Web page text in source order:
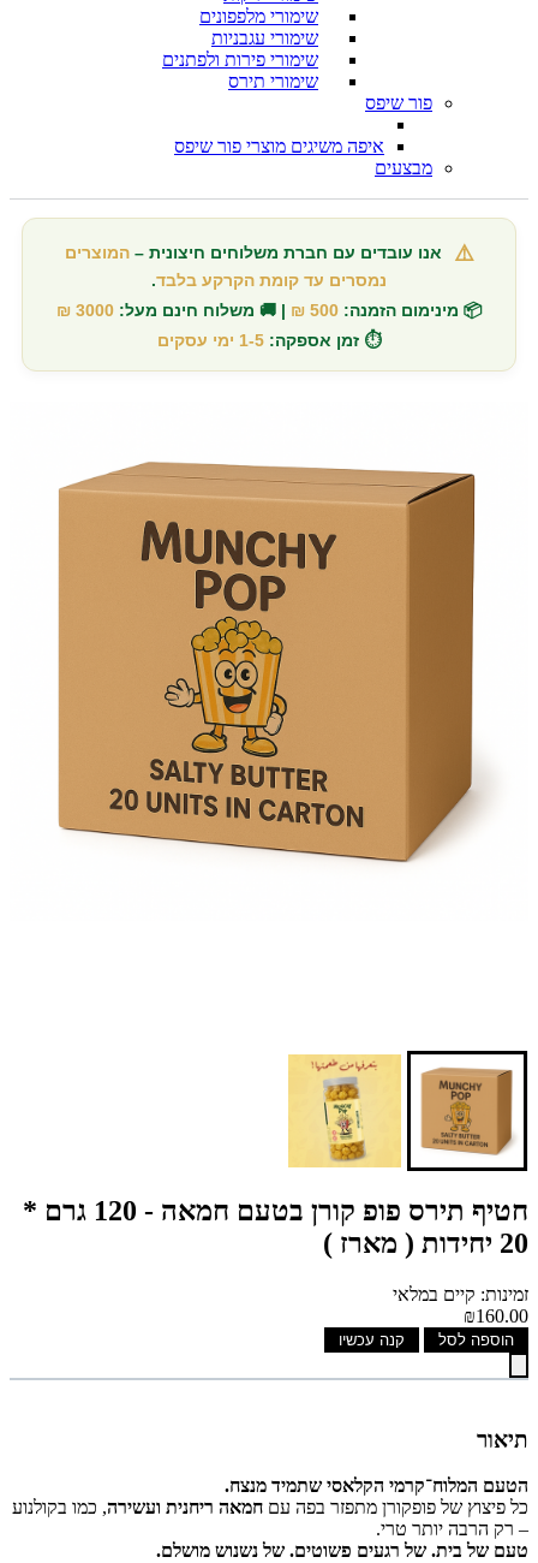
שימורי מלפפונים
שימורי עגבניות
שימורי פירות ולפתנים
שימורי תירס
פור שיפס
איפה משיגים מוצרי פור שיפס
מבצעים
⚠️ אנו עובדים עם חברת משלוחים חיצונית –המוצרים
נמסרים עד קומת הקרקע בלבד.
📦 מינימום הזמנה: 500 ₪ | 🚚 משלוח חינם מעל: 3000 ₪
⏱️ זמן אספקה: 1-5 ימי עסקים
חטיף תירס פופ קורן בטעם חמאה - 120 גרם *
20 יחידות ( מארז )
זמינות: קיים במלאי
₪160.00
הוספה לסל קנה עכשיו
תיאור
הטעם המלוח־קרמי הקלאסי שתמיד מנצח.
כל פיצוץ של פופקורן מתפזר בפה עם חמאה ריחנית ועשירה, כמו בקולנוע
– רק הרבה יותר טרי.
טעם של בית. של רגעים פשוטים. של נשנוש מושלם.